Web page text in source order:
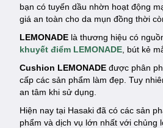
bạn có tuyến dầu nhờn hoạt động
giá an toàn cho da mụn đồng thời
LEMONADE là thương hiệu có
khuyết điểm LEMONADE , bút kẻ
Cushion LEMONADE được phân
cấp các sản phẩm làm đẹp. Tuy
an tâm khi sử dụng.
Hiện nay tại Hasaki đã có các sản
phẩm và dịch vụ lớn nhất với chủng